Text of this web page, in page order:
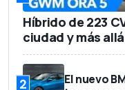
Híbrido de 223
ciudad y más
2
El nuevo